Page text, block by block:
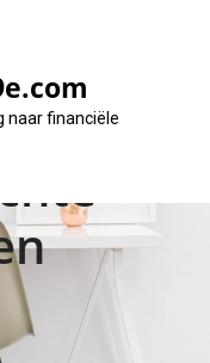
naar financiële
2000
Uw